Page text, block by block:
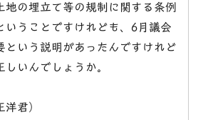
地の埋立て等の規制に関する条例
いうことですけれども、6月議会
という説明があったんですけれど
しいんでしょうか。
君）